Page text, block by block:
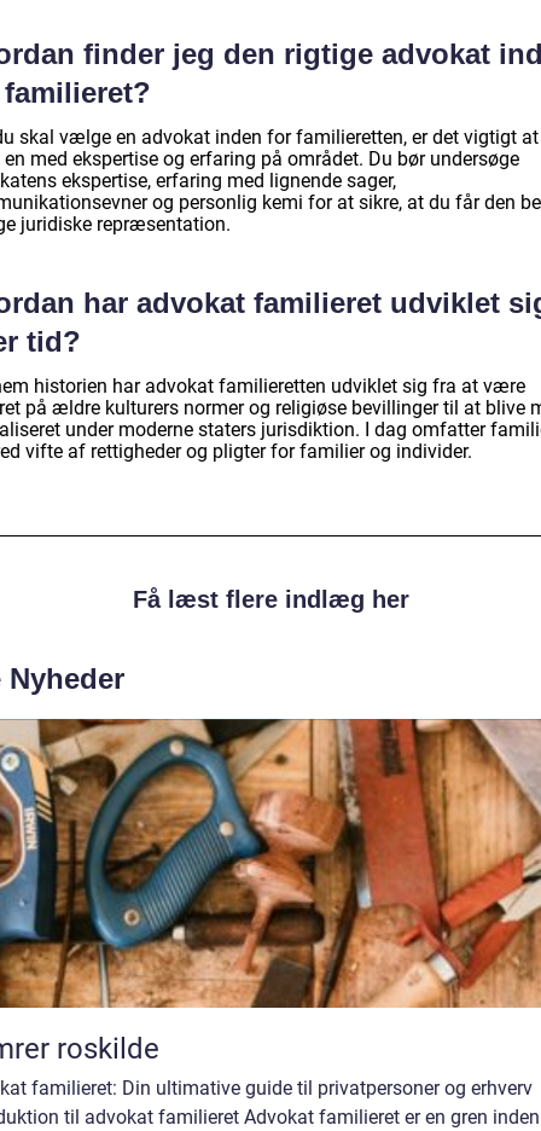
finder jeg den rigtige advokat
skal vælge en advokat inden for familieretten, er det vigtigt at
med ekspertise og erfaring på området. Du bør undersøge
ekspertise, erfaring med lignende sager,
og personlig kemi for at sikre, at du får den
juridiske repræsentation.
har advokat familieret udviklet
tid?
historien har advokat familieretten udviklet sig fra at være
på ældre kulturers normer og religiøse bevillinger til at blive
under moderne staters jurisdiktion. I dag omfatter
vifte af rettigheder og pligter for familier og individer.
Få læst flere indlæg her
Nyheder
roskilde
familieret: Din ultimative guide til privatpersoner og erhverv
til advokat familieret Advokat familieret er en gren